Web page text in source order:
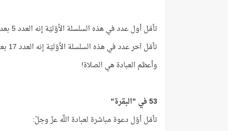
تأمّل أول عدد في هذه السلسلة الأوّليّة إنه العدد 5 بعدد الصلوات المفروضة!
تأمّل آخر عدد في هذه السلسلة الأوّليّة إنه العدد 17 بعدد ركعات هذه الصلوات!
وأعظم العبادة هي الصلاة!
53في "البقرة"
تأمّل أوّل دعوة مباشرة لعبادة اللَّه عزّ وجلّ: